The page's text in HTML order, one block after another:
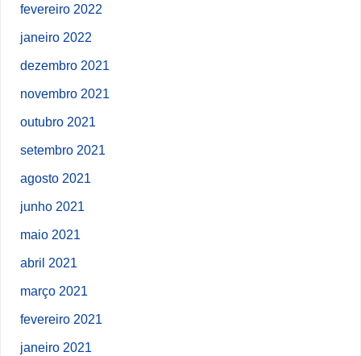
fevereiro 2022
janeiro 2022
dezembro 2021
novembro 2021
outubro 2021
setembro 2021
agosto 2021
junho 2021
maio 2021
abril 2021
março 2021
fevereiro 2021
janeiro 2021